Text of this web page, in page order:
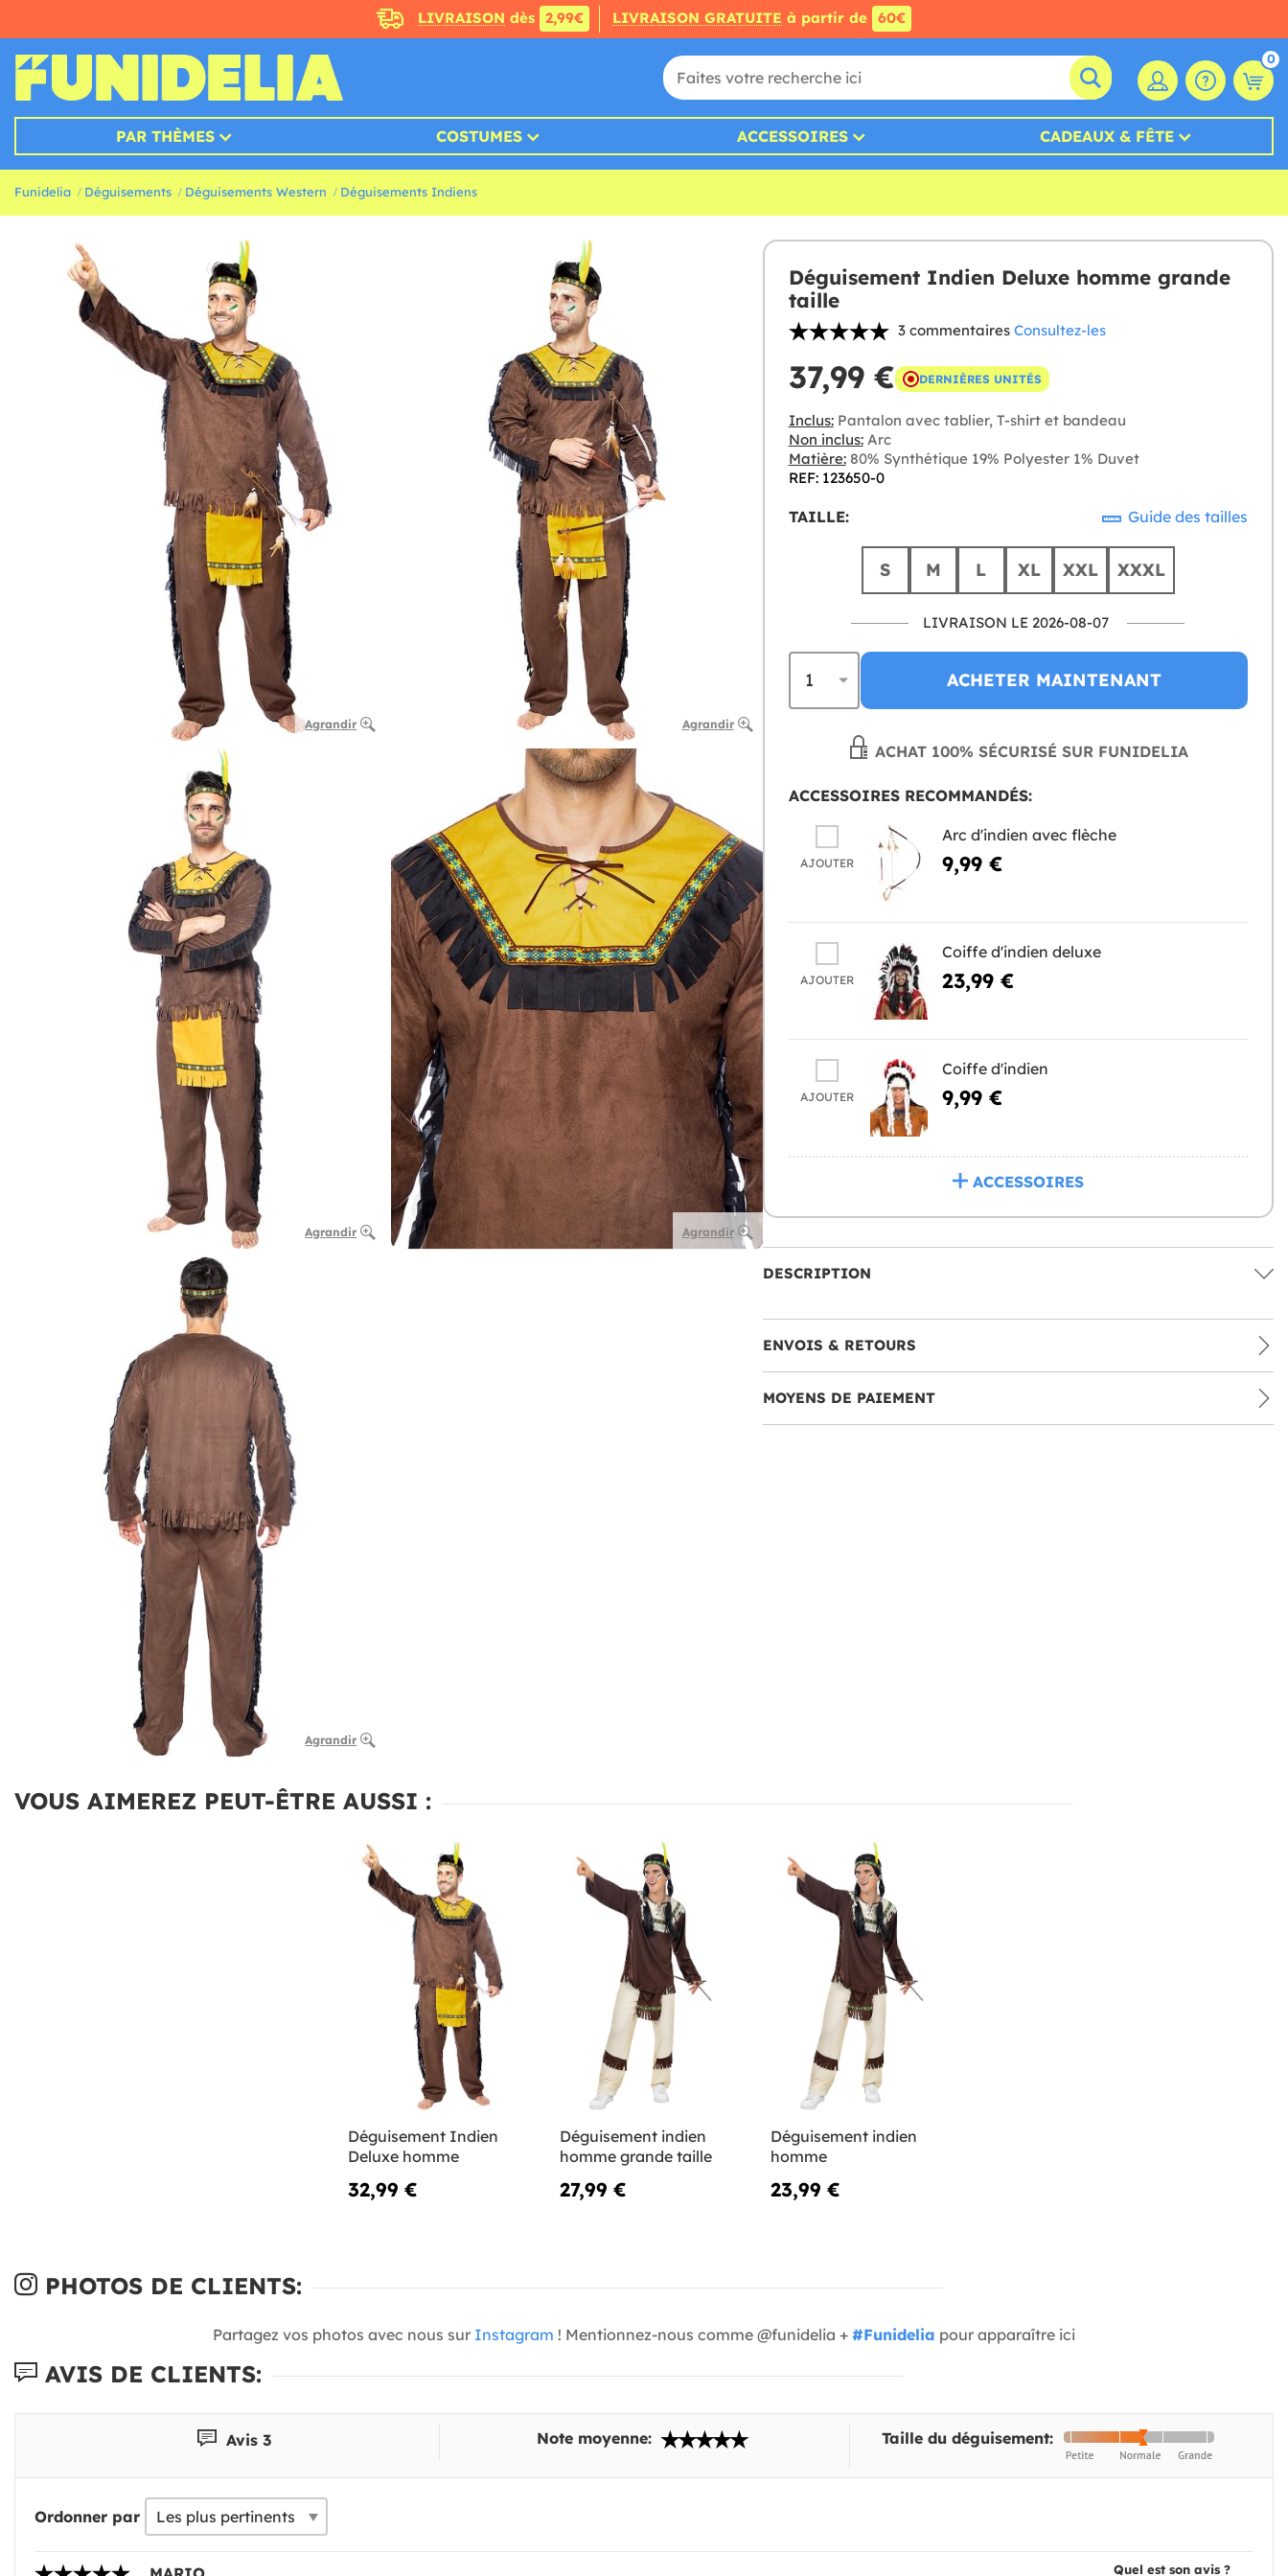
LIVRAISON dès 2,99€ LIVRAISON GRATUITE à partir de 60€
0
PAR THÈMES COSTUMES ACCESSOIRES CADEAUX & FÊTE
Funidelia Déguisements Déguisements Western Déguisements Indiens
Agrandir Agrandir
Agrandir Agrandir
Agrandir
Déguisement Indien Deluxe homme grande
taille
3 commentaires Consultez-les
37,99 € DERNIÈRES UNITÉS
Inclus:Pantalon avec tablier, T-shirt et bandeau
Non inclus:Arc
Matière:80% Synthétique 19% Polyester 1% Duvet
REF: 123650-0
TAILLE: Guide des tailles
S M L XL XXL XXXL
LIVRAISON LE 2026-08-07
ACHETER MAINTENANT
ACHAT 100% SÉCURISÉ SUR FUNIDELIA
ACCESSOIRES RECOMMANDÉS:
AJOUTER
Arc d'indien avec flèche
9,99 €
AJOUTER
Coiffe d'indien deluxe
23,99 €
AJOUTER
Coiffe d'indien
9,99 €
ACCESSOIRES
DESCRIPTION
ENVOIS & RETOURS
MOYENS DE PAIEMENT
VOUS AIMEREZ PEUT-ÊTRE AUSSI :
Déguisement Indien
Deluxe homme
32,99 €
Déguisement indien
homme grande taille
27,99 €
Déguisement indien
homme
23,99 €
PHOTOS DE CLIENTS:
Partagez vos photos avec nous sur Instagram ! Mentionnez-nous comme @funidelia + #Funidelia pour apparaître ici
AVIS DE CLIENTS:
Avis 3 Note moyenne: Taille du déguisement:
Ordonner par
Quel est son avis ?